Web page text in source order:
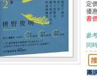
定
優
書
參
同
團